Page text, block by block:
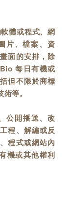
體或程式、網
片、檔案、資
面的安排，除
每日有機或
但不限於商標
等。
公開播送、改
程、解編或反
程式或網站內
機或其他權利